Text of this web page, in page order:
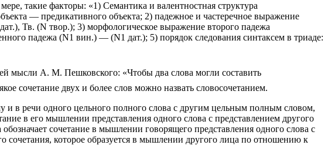
такие факторы: «1) Семантика и валентностная структура
— предикативного объекта; 2) падежное и частеречное выражение
Тв. (N твор.); 3) морфологическое выражение второго падежа
падежа (N1 вин.) — (N1 дат.); 5) порядок следования синтаксем в триаде:
мысли А. М. Пешковского: «Чтобы два слова могли составить
сочетание двух и более слов можно назвать словосочетанием.
и в речи одного цельного полного слова с другим цельным полным словом,
в его мышлении представления одного слова с представлением другого
сочетание в мышлении говорящего представления одного слова с
сочетания, которое образуется в мышлении другого лица по отношению к